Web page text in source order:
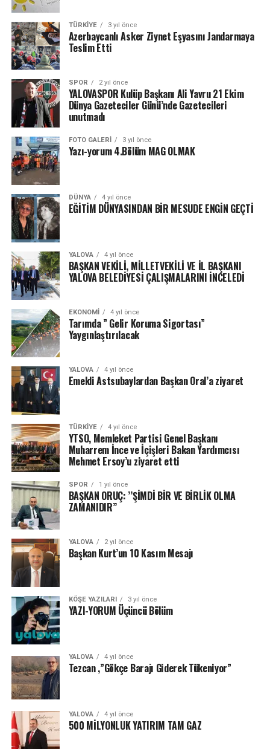
TÜRKIYE 3 yıl önce
Azerbaycanlı Asker Ziynet Eşyasını Jandarmaya
Teslim Etti
SPOR 2 yıl önce
YALOVASPOR Kulüp Başkanı Ali Yavru 21 Ekim
Dünya Gazeteciler Günü’nde Gazetecileri
unutmadı
FOTO GALERI 3 yıl önce
Yazı-yorum 4.Bölüm MAG OLMAK
DÜNYA 4 yıl önce
EĞİTİM DÜNYASINDAN BİR MESUDE ENGİN GEÇTİ
YALOVA 4 yıl önce
BAŞKAN VEKİLİ, MİLLETVEKİLİ VE İL BAŞKANI
YALOVA BELEDİYESİ ÇALIŞMALARINI İNCELEDİ
EKONOMI 4 yıl önce
Tarımda ” Gelir Koruma Sigortası”
Yaygınlaştırılacak
YALOVA 4 yıl önce
Emekli Astsubaylardan Başkan Oral’a ziyaret
TÜRKIYE 4 yıl önce
YTSO, Memleket Partisi Genel Başkanı
Muharrem İnce ve İçişleri Bakan Yardımcısı
Mehmet Ersoy’u ziyaret etti
SPOR 1 yıl önce
BAŞKAN ORUÇ: ’’ŞİMDİ BİR VE BİRLİK OLMA
ZAMANIDIR’’
YALOVA 2 yıl önce
Başkan Kurt’un 10 Kasım Mesajı
KÖŞE YAZILARI 3 yıl önce
YAZI-YORUM Üçüncü Bölüm
YALOVA 4 yıl önce
Tezcan ,”Gökçe Barajı Giderek Tükeniyor”
YALOVA 4 yıl önce
500 MİLYONLUK YATIRIM TAM GAZ